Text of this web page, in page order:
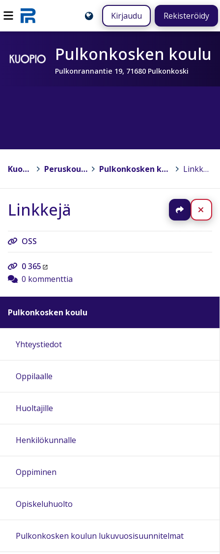
Kirjaudu Rekisteröidy
Pulkonkosken koulu
Pulkonrannantie 19, 71680 Pulkonkoski
Kuopio Peruskoulut > Pulkonkosken koulu Linkkejä
Linkkejä Jaa
OSS
0 365
0 kommenttia
Pulkonkosken koulu
Yhteystiedot
Oppilaalle
Huoltajille
Henkilökunnalle
Oppiminen
Opiskeluhuolto
Pulkonkosken koulun lukuvuosisuunnitelmat